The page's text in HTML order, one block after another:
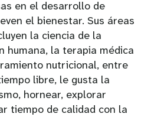
en el desarrollo de
el bienestar. Sus áreas
la ciencia de la
humana, la terapia médica
nutricional, entre
libre, le gusta la
hornear, explorar
tiempo de calidad con la